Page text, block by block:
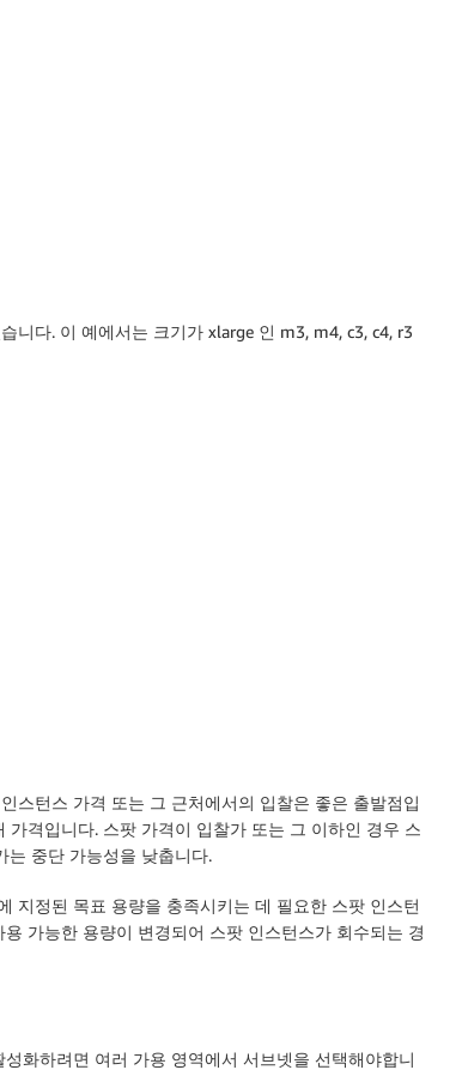
니다. 이 예에서는 크기가 xlarge 인 m3, m4, c3, c4, r3
스턴스 가격 또는 그 근처에서의 입찰은 좋은 출발점입
격입니다. 스팟 가격이 입찰가 또는 그 이하인 경우 스
는 중단 가능성을 낮춥니다.
지정된 목표 용량을 충족시키는 데 필요한 스팟 인스턴
가능한 용량이 변경되어 스팟 인스턴스가 회수되는 경
화하려면 여러 가용 영역에서 서브넷을 선택해야합니